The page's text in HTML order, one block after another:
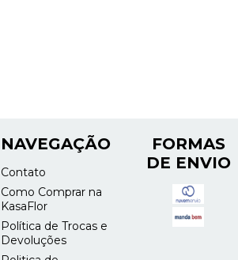
NAVEGAÇÃO
Contato
Como Comprar na
KasaFlor
Política de Trocas e
Devoluções
FORMAS
DE ENVIO